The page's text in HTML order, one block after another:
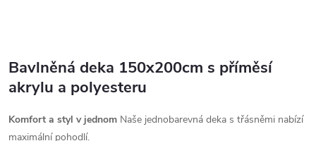
Bavlněná deka 150x200cm s příměsí
akrylu a polyesteru
Komfort a styl v jednom Naše jednobarevná deka s třásněmi nabízí
maximální pohodlí.